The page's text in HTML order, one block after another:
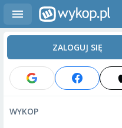
ZALOGUJ SIĘ
WYKOP